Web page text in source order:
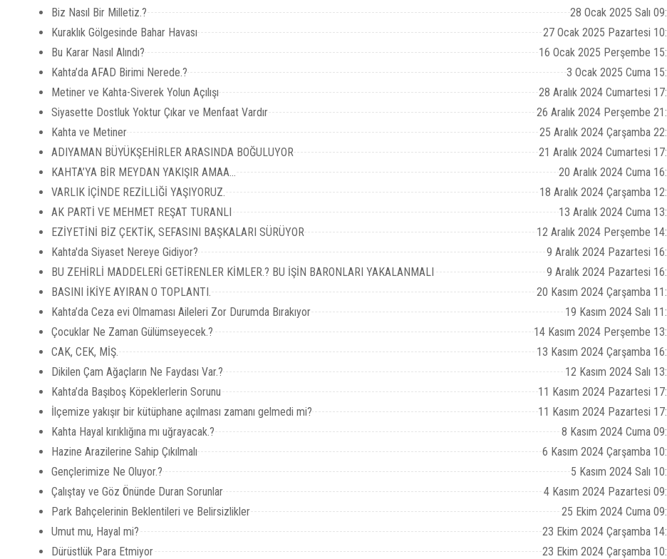
Biz Nasıl Bir Milletiz.?
28 Ocak 2025 Salı
Kuraklık Gölgesinde Bahar Havası
27 Ocak 2025 Pazartesi
Bu Karar Nasıl Alındı?
16 Ocak 2025 Perşembe
Kahta’da AFAD Birimi Nerede.?
3 Ocak 2025 Cuma
Metiner ve Kahta-Siverek Yolun Açılışı
28 Aralık 2024 Cumartesi
Siyasette Dostluk Yoktur Çıkar ve Menfaat Vardır
26 Aralık 2024 Perşembe
Kahta ve Metiner
25 Aralık 2024 Çarşamba
ADIYAMAN BÜYÜKŞEHİRLER ARASINDA BOĞULUYOR
21 Aralık 2024 Cumartesi
KAHTA’YA BİR MEYDAN YAKIŞIR AMAA...
20 Aralık 2024 Cuma
VARLIK İÇİNDE REZİLLİĞİ YAŞIYORUZ.
18 Aralık 2024 Çarşamba
AK PARTİ VE MEHMET REŞAT TURANLI
13 Aralık 2024 Cuma
EZİYETİNİ BİZ ÇEKTİK, SEFASINI BAŞKALARI SÜRÜYOR
12 Aralık 2024 Perşembe
Kahta'da Siyaset Nereye Gidiyor?
9 Aralık 2024 Pazartesi
BU ZEHİRLİ MADDELERİ GETİRENLER KİMLER.? BU İŞİN BARONLARI YAKALANMALI
9 Aralık 2024 Pazartesi
BASINI İKİYE AYIRAN O TOPLANTI.
20 Kasım 2024 Çarşamba
Kahta’da Ceza evi Olmaması Aileleri Zor Durumda Bırakıyor
19 Kasım 2024 Salı
Çocuklar Ne Zaman Gülümseyecek.?
14 Kasım 2024 Perşembe
CAK, CEK, MİŞ.
13 Kasım 2024 Çarşamba
Dikilen Çam Ağaçların Ne Faydası Var.?
12 Kasım 2024 Salı
Kahta’da Başıboş Köpeklerlerin Sorunu
11 Kasım 2024 Pazartesi
İlçemize yakışır bir kütüphane açılması zamanı gelmedi mi?
11 Kasım 2024 Pazartesi
Kahta Hayal kırıklığına mı uğrayacak.?
8 Kasım 2024 Cuma
Hazine Arazilerine Sahip Çıkılmalı
6 Kasım 2024 Çarşamba
Gençlerimize Ne Oluyor.?
5 Kasım 2024 Salı
Çalıştay ve Göz Önünde Duran Sorunlar
4 Kasım 2024 Pazartesi
Park Bahçelerinin Beklentileri ve Belirsizlikler
25 Ekim 2024 Cuma
Umut mu, Hayal mi?
23 Ekim 2024 Çarşamba
Dürüstlük Para Etmiyor
23 Ekim 2024 Çarşamba